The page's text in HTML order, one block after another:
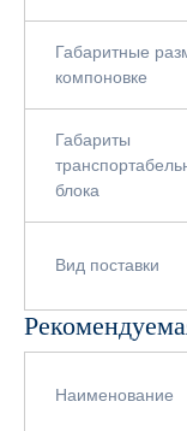
Габаритные
компоновке
Габариты
блока
Вид поставки
Наименование